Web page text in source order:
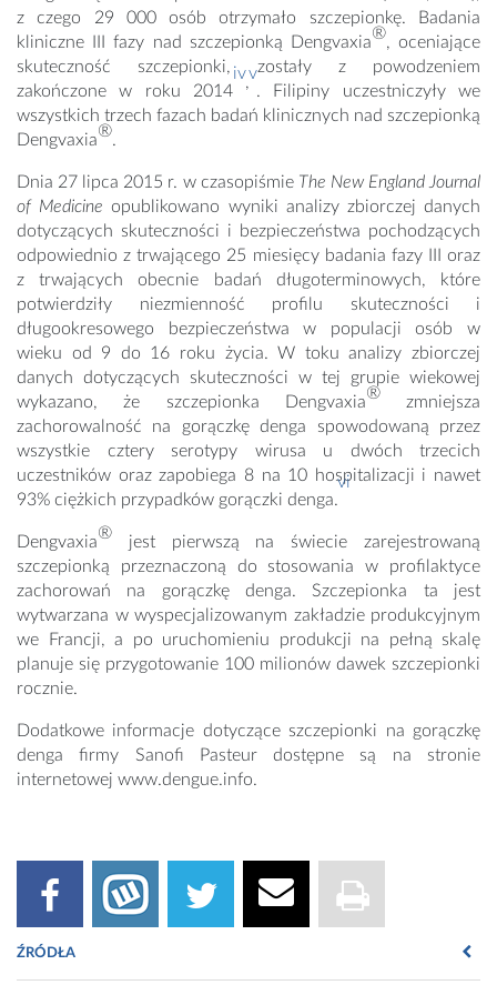
z czego 29 000 osób otrzymało szczepionkę. Badania
kliniczne III fazy nad szczepionką Dengvaxia®, oceniające
skuteczność szczepionki, zostały z powodzeniem
zakończone w roku 2014
iv,v
. Filipiny uczestniczyły we
wszystkich trzech fazach badań klinicznych nad szczepionką
Dengvaxia®.
Dnia 27 lipca 2015 r. w czasopiśmie The New England Journal
of Medicine opublikowano wyniki analizy zbiorczej danych
dotyczących skuteczności i bezpieczeństwa pochodzących
odpowiednio z trwającego 25 miesięcy badania fazy III oraz
z trwających obecnie badań długoterminowych, które
potwierdziły niezmienność profilu skuteczności i
długookresowego bezpieczeństwa w populacji osób w
wieku od 9 do 16 roku życia. W toku analizy zbiorczej
danych dotyczących skuteczności w tej grupie wiekowej
wykazano, że szczepionka Dengvaxia® zmniejsza
zachorowalność na gorączkę denga spowodowaną przez
wszystkie cztery serotypy wirusa u dwóch trzecich
uczestników oraz zapobiega 8 na 10 hospitalizacji i nawet
93% ciężkich przypadków gorączki denga.
vi
Dengvaxia® jest pierwszą na świecie zarejestrowaną
szczepionką przeznaczoną do stosowania w profilaktyce
zachorowań na gorączkę denga. Szczepionka ta jest
wytwarzana w wyspecjalizowanym zakładzie produkcyjnym
we Francji, a po uruchomieniu produkcji na pełną skalę
planuje się przygotowanie 100 milionów dawek szczepionki
rocznie.
Dodatkowe informacje dotyczące szczepionki na gorączkę
denga firmy Sanofi Pasteur dostępne są na stronie
internetowej www.dengue.info.
ŹRÓDŁA